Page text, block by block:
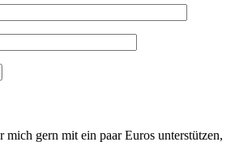
gern mit ein paar Euros unterstützen,